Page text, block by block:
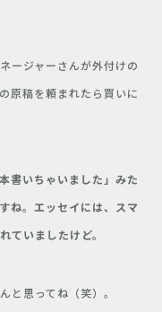
ージャーさんが外付けの
原稿を頼まれたら買いに
書いちゃいました」みた
ね。エッセイには、スマ
ていましたけど。
と思ってね（笑）。